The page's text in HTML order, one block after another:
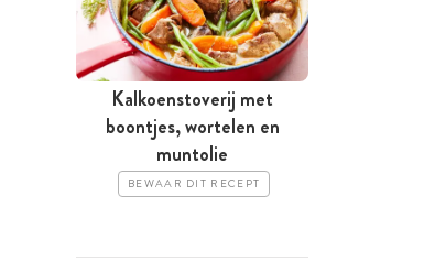
Kalkoenstoverij met
boontjes, wortelen en
muntolie
BEWAAR DIT RECEPT